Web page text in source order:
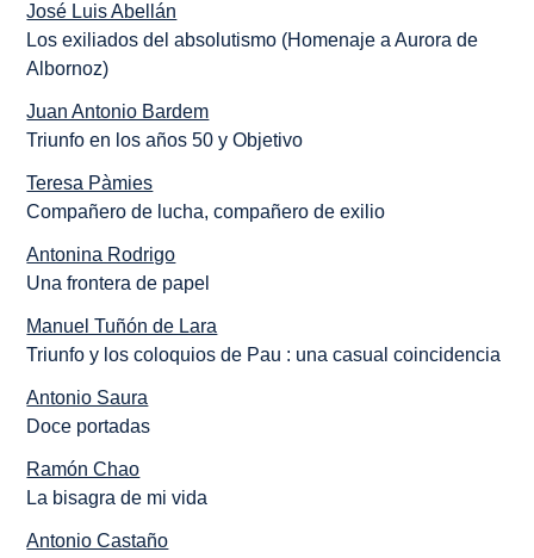
José Luis Abellán
Los exiliados del absolutismo (Homenaje a Aurora de
Albornoz)
Juan Antonio Bardem
Triunfo en los años 50 y Objetivo
Teresa Pàmies
Compañero de lucha, compañero de exilio
Antonina Rodrigo
Una frontera de papel
Manuel Tuñón de Lara
Triunfo y los coloquios de Pau : una casual coincidencia
Antonio Saura
Doce portadas
Ramón Chao
La bisagra de mi vida
Antonio Castaño